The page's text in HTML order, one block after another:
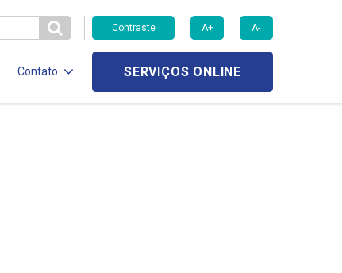
Contraste A+ A-
Contato SERVIÇOS ONLINE